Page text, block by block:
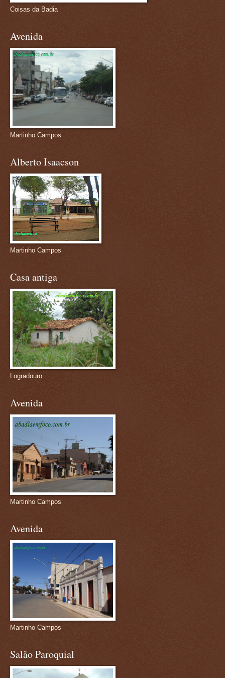
Coisas da Badia
Avenida
Martinho Campos
Alberto Isaacson
Martinho Campos
Casa antiga
Logradouro
Avenida
Martinho Campos
Avenida
Martinho Campos
Salão Paroquial